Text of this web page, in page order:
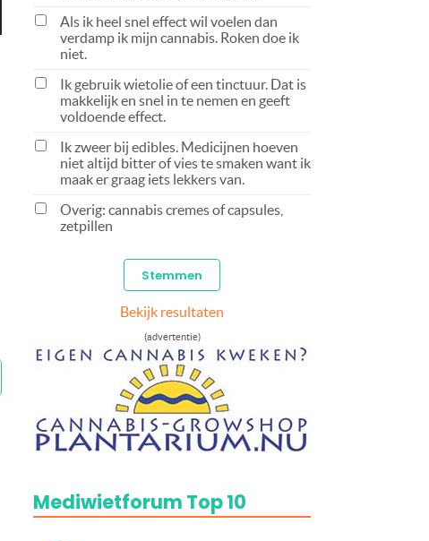
Als ik heel snel effect wil voelen dan
verdamp ik mijn cannabis. Roken doe ik
niet.
Ik gebruik wietolie of een tinctuur. Dat is
makkelijk en snel in te nemen en geeft
voldoende effect.
Ik zweer bij edibles. Medicijnen hoeven
niet altijd bitter of vies te smaken want ik
maak er graag iets lekkers van.
Overig: cannabis cremes of capsules,
zetpillen
Bekijk resultaten
(advertentie)
Mediwietforum Top 10